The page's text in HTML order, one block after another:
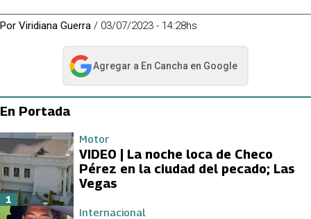
Por Viridiana Guerra / 03/07/2023 - 14:28hs
Agregar a En Cancha en Google
abre en nueva pestaña
En Portada
Motor
VIDEO | La noche loca de Checo
Pérez en la ciudad del pecado; Las
Vegas
1
Internacional